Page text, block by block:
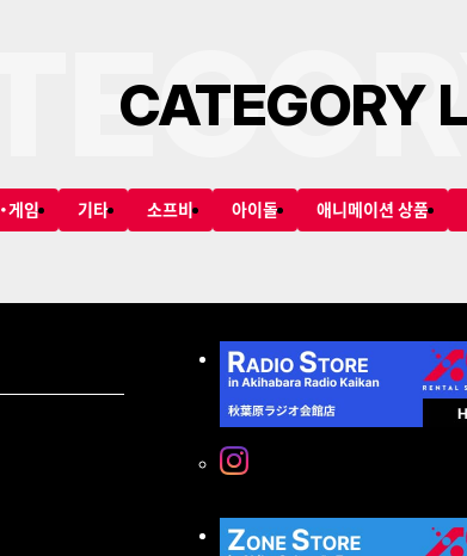
CATEGORY
게임 기타 소프비 아이돌 애니메이션 상품